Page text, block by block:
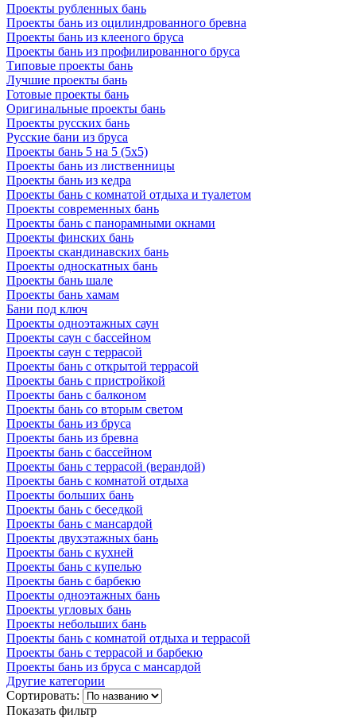
Проекты рубленных бань
Проекты бань из оцилиндрованного бревна
Проекты бань из клееного бруса
Проекты бань из профилированного бруса
Типовые проекты бань
Лучшие проекты бань
Готовые проекты бань
Оригинальные проекты бань
Проекты русских бань
Русские бани из бруса
Проекты бань 5 на 5 (5х5)
Проекты бань из лиственницы
Проекты бань из кедра
Проекты бань с комнатой отдыха и туалетом
Проекты современных бань
Проекты бань с панорамными окнами
Проекты финских бань
Проекты скандинавских бань
Проекты односкатных бань
Проекты бань шале
Проекты бань хамам
Бани под ключ
Проекты одноэтажных саун
Проекты саун с бассейном
Проекты саун с террасой
Проекты бань с открытой террасой
Проекты бань с пристройкой
Проекты бань с балконом
Проекты бань со вторым светом
Проекты бань из бруса
Проекты бань из бревна
Проекты бань с бассейном
Проекты бань с террасой (верандой)
Проекты бань с комнатой отдыха
Проекты больших бань
Проекты бань с беседкой
Проекты бань с мансардой
Проекты двухэтажных бань
Проекты бань с кухней
Проекты бань с купелью
Проекты бань с барбекю
Проекты одноэтажных бань
Проекты угловых бань
Проекты небольших бань
Проекты бань с комнатой отдыха и террасой
Проекты бань с террасой и барбекю
Проекты бань из бруса с мансардой
Другие категории
Сортировать:
Показать фильтр